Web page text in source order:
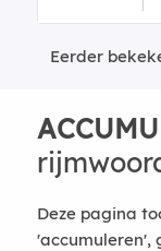
Eerder
Deze pagina
'accumuleren',